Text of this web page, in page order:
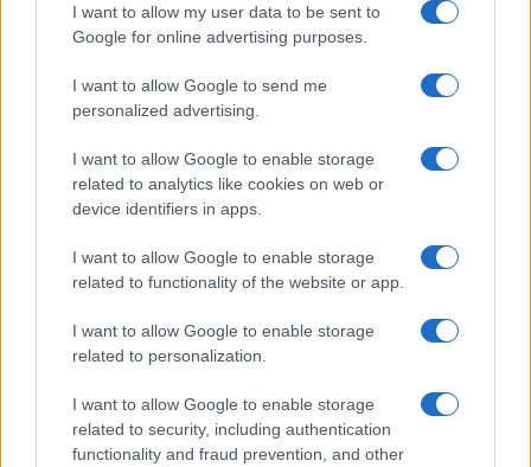
I want to allow my user data to be sent to
Google for online advertising purposes.
I want to allow Google to send me
personalized advertising.
I want to allow Google to enable storage
related to analytics like cookies on web or
device identifiers in apps.
I want to allow Google to enable storage
related to functionality of the website or app.
I want to allow Google to enable storage
related to personalization.
I want to allow Google to enable storage
related to security, including authentication
functionality and fraud prevention, and other
SCIENCES ET TECHNOLOGIE
10 conseils pratiques pour libérer de l’espace sur votre Mac
SCIENCES ET TECHNOLOGIE